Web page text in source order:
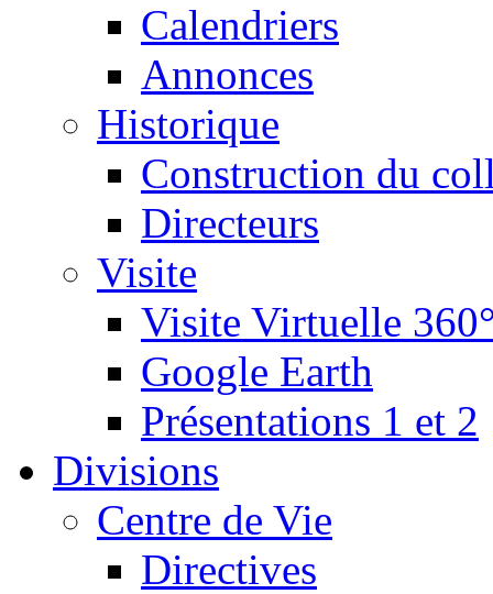
Calendriers
Annonces
Historique
Construction du
Directeurs
Visite
Visite Virtuelle
Google Earth
Présentations 1 et 2
Divisions
Centre de Vie
Directives